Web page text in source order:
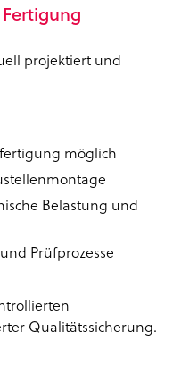
projektiert und
möglich
Belastung und
Prüfprozesse
Qualitätssicherung.